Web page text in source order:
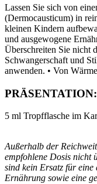
Lassen Sie sich von
(Dermocausticum) in
kleinen Kindern
und ausgewogene
Überschreiten Sie nicht
Schwangerschaft und
anwenden. • Von
PRÄSENTATION:
5 ml Tropfflasche im
Außerhalb der
empfohlene Dosis nicht
sind kein Ersatz für eine
Ernährung sowie eine